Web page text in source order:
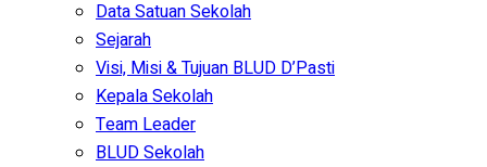
Data Satuan Sekolah
Sejarah
Visi, Misi & Tujuan BLUD D’Pasti
Kepala Sekolah
Team Leader
BLUD Sekolah